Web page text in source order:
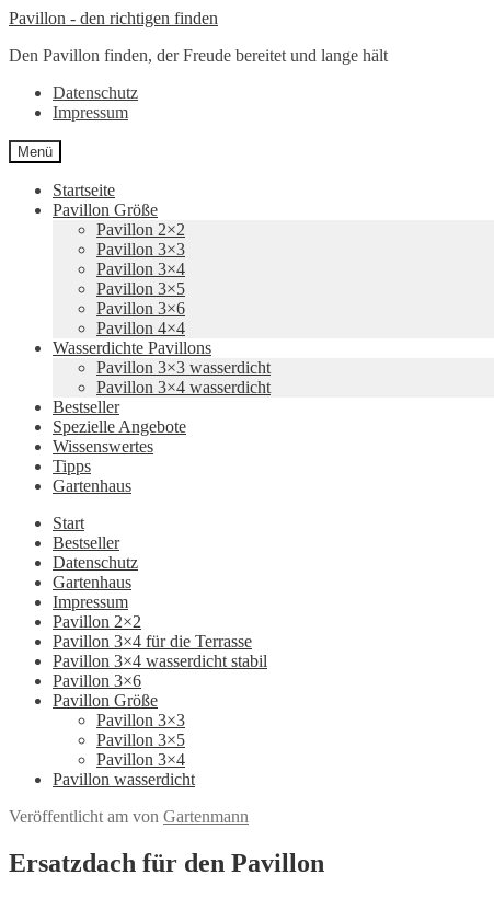
Zur
springen
Zum
springen
Pavillon - den richtigen finden
Den Pavillon finden, der Freude bereitet und lange hält
Datenschutz
Impressum
Menü
Startseite
Pavillon Größe
Pavillon 2×2
Pavillon 3×3
Pavillon 3×4
Pavillon 3×5
Pavillon 3×6
Pavillon 4×4
Wasserdichte Pavillons
Pavillon 3×3 wasserdicht
Pavillon 3×4 wasserdicht
Bestseller
Spezielle Angebote
Wissenswertes
Tipps
Gartenhaus
Start
Bestseller
Datenschutz
Gartenhaus
Impressum
Pavillon 2×2
Pavillon 3×4 für die Terrasse
Pavillon 3×4 wasserdicht stabil
Pavillon 3×6
Pavillon Größe
Pavillon 3×3
Pavillon 3×5
Pavillon 3×4
Pavillon wasserdicht
Veröffentlicht am von Gartenmann
Ersatzdach für den Pavillon